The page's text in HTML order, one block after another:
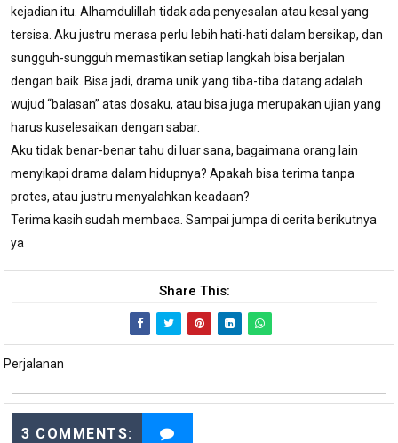
kejadian itu. Alhamdulillah tidak ada penyesalan atau kesal yang
tersisa. Aku justru merasa perlu lebih hati-hati dalam bersikap, dan
sungguh-sungguh memastikan setiap langkah bisa berjalan
dengan baik. Bisa jadi, drama unik yang tiba-tiba datang adalah
wujud “balasan” atas dosaku, atau bisa juga merupakan ujian yang
harus kuselesaikan dengan sabar.
Aku tidak benar-benar tahu di luar sana, bagaimana orang lain
menyikapi drama dalam hidupnya? Apakah bisa terima tanpa
protes, atau justru menyalahkan keadaan?
Terima kasih sudah membaca. Sampai jumpa di cerita berikutnya
ya
Share This:
Perjalanan
3 COMMENTS: